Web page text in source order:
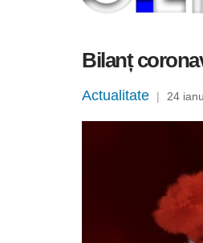
Bilanț
Actualitate | 24